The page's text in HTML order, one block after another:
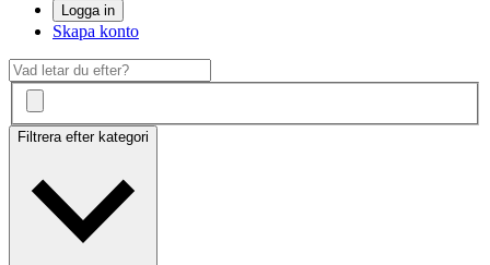
Logga in
Skapa konto
Filtrera efter kategori